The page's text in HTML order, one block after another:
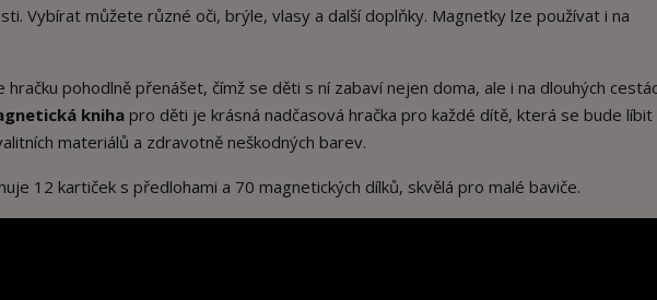
Vybírat můžete různé oči, brýle, vlasy a další doplňky. Magnetky lze používat i na
hračku pohodlně přenášet, čímž se děti s ní zabaví nejen doma, ale i na dlouhých
kniha pro děti je krásná nadčasová hračka pro každé dítě, která se bude líbit
materiálů a zdravotně neškodných barev.
12 kartiček s předlohami a 70 magnetických dílků, skvělá pro malé baviče.